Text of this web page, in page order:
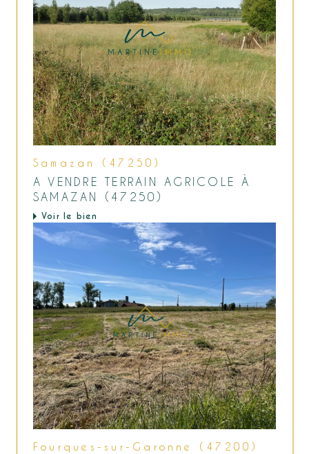
Samazan (47250)
A VENDRE TERRAIN AGRICOLE À
SAMAZAN (47250)
Voir le bien
Fourques-sur-Garonne (47200)